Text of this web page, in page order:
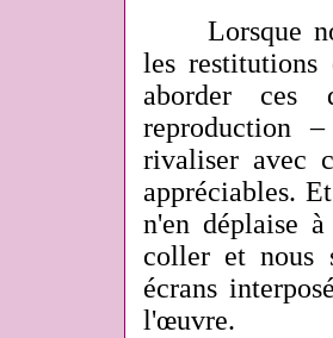
Lorsque nos
les
aborder ces
reproduction
rivaliser avec
appréciables.
n'en déplaise
coller et nous
écrans
l'œuvre.